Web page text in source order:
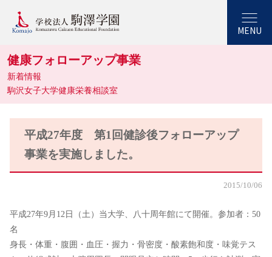
MENU
健康フォローアップ事業
新着情報
駒沢女子大学健康栄養相談室
平成27年度 第1回健診後フォローアップ
事業を実施しました。
2015/10/06
平成27年9月12日（土）当大学、八十周年館にて開催。参加者：50
名
身長・体重・腹囲・血圧・握力・骨密度・酸素飽和度・味覚テス